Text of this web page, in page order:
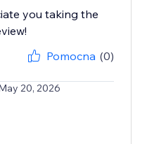
you taking the
Pomocna (0)
20, 2026